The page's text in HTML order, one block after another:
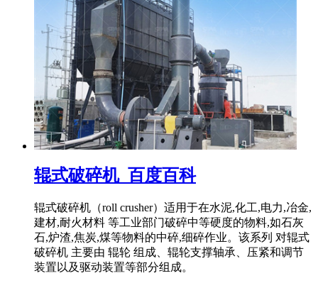
辊式破碎机_百度百科
辊式破碎机（roll crusher）适用于在水泥,化工,电力,冶金,
建材,耐火材料 等工业部门破碎中等硬度的物料,如石灰
石,炉渣,焦炭,煤等物料的中碎,细碎作业。该系列 对辊式
破碎机 主要由 辊轮 组成、辊轮支撑轴承、压紧和调节
装置以及驱动装置等部分组成。